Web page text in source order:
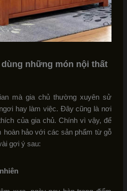
những món nội thất
mà gia chủ thường xuyên sử
hay làm việc. Đây cũng là nơi
của gia chủ. Chính vì vậy, để
hoàn hảo với các sản phẩm từ gỗ
gợi ý sau: